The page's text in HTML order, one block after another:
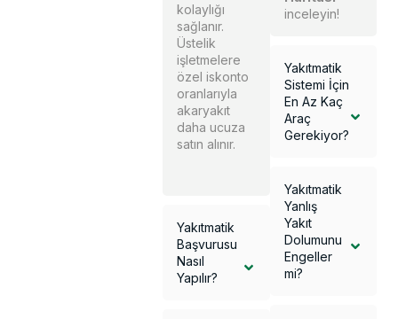
kolaylığı
sağlanır.
Üstelik
işletmelere
özel iskonto
oranlarıyla
akaryakıt
daha ucuza
satın alınır.
Yakıtmatik
Başvurusu
Nasıl
Yapılır?
inceleyin!
Yakıtmatik
Sistemi İçin
En Az Kaç
Araç
Gerekiyor?
Yakıtmatik
Yanlış
Yakıt
Dolumunu
Engeller
mi?